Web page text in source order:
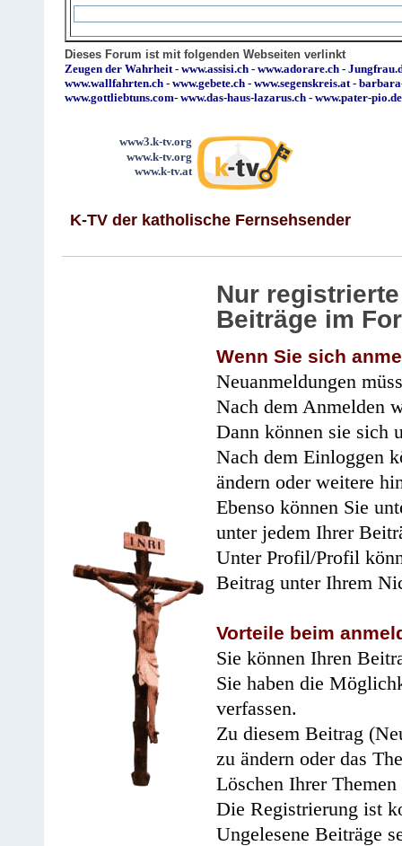
Dieses Forum ist mit folgenden Webseiten verlinkt
Zeugen der Wahrheit- www.assisi.ch - www.adorare.ch -
www.wallfahrten.ch - www.gebete.ch - www.segenskreis.at-
www.gottliebtuns.com- www.das-haus-lazarus.ch - www.pater-pio.de
www3.k-tv.org
www.k-tv.org
www.k-tv.at
K-TV der katholische Fernsehsender
Nur
Beiträge im
Wenn Sie sich
Neuanmeldungen
Nach dem Anmelden
Dann können sie sich
Nach dem Einloggen
ändern oder weitere
Ebenso können Sie
unter jedem Ihrer
Unter Profil/Profil
Beitrag unter Ihrem
Vorteile beim
Sie können Ihren
Sie haben die
verfassen.
Zu diesem Beitrag
zu ändern oder das
Löschen Ihrer
Die Registrierung ist
Ungelesene Beiträge